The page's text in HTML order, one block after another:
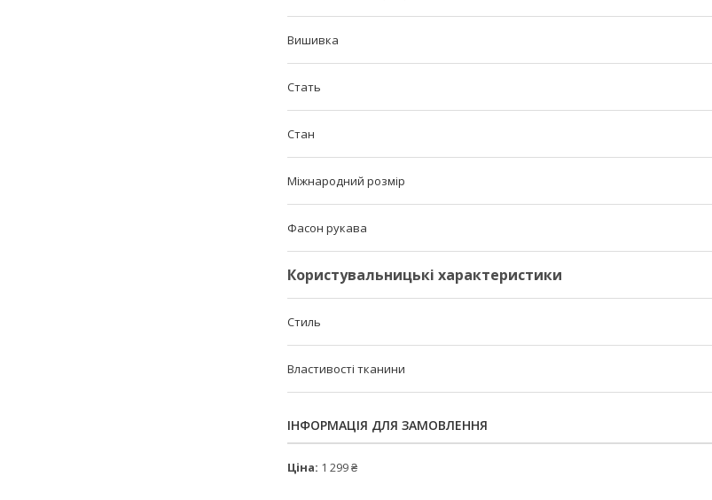
Вишивка
Стать
Стан
Міжнародний розмір
Фасон рукава
Користувальницькі характеристики
Стиль
Властивості тканини
ІНФОРМАЦІЯ ДЛЯ ЗАМОВЛЕННЯ
Ціна: 1 299 ₴